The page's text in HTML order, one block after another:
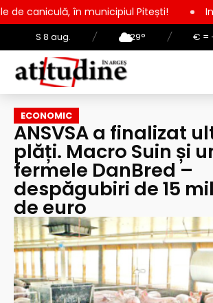
S 8 aug. / 29° / € =
Pitești! Intrare GRATUITĂ
ECONOMIC
ANSVSA a finalizat
plăți. Macro Suin și
fermele DanBred –
despăgubiri de 15
de euro